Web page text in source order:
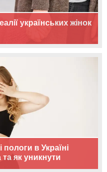
українських жінок
пологи в Україні
та як уникнути